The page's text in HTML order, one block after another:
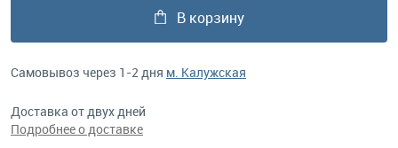
В корзину
Самовывоз через 1-2 дня м. Калужская
Доставка от двух дней
Подробнее о доставке